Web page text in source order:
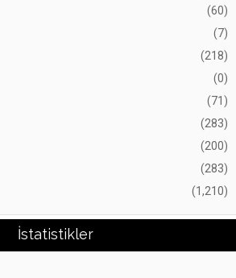
(60)
(7)
(218)
(0)
(71)
(283)
(200)
(283)
(1,210)
İstatistikler